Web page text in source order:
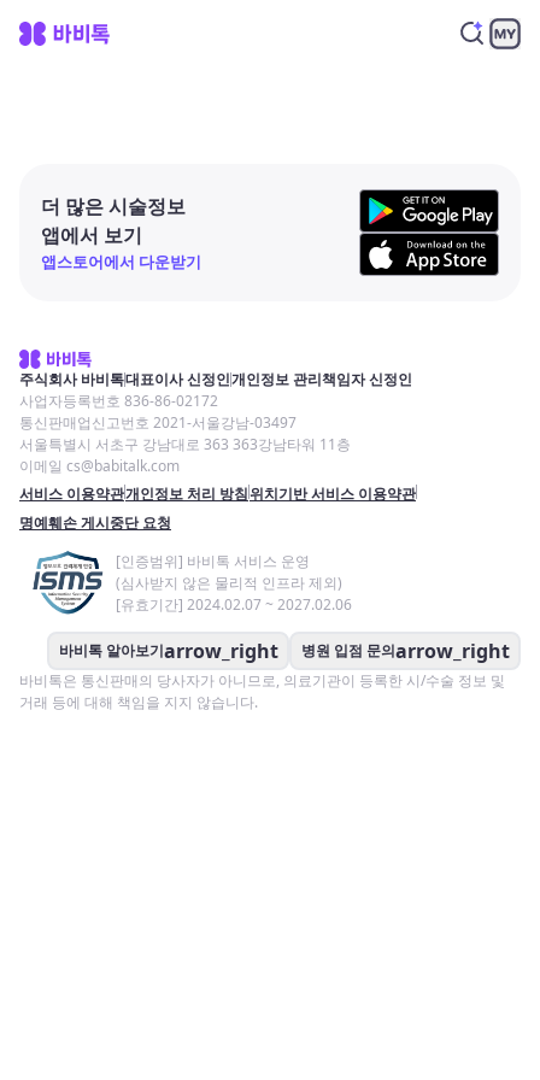
더 많은 시술정보
앱에서 보기
앱스토어에서 다운받기
주식회사 바비톡대표이사 신정인개인정보 관리책임자 신정인
사업자등록번호 836-86-02172
통신판매업신고번호 2021-서울강남-03497
서울특별시 서초구 강남대로 363 363강남타워 11층
이메일 cs@babitalk.com
서비스 이용약관개인정보 처리 방침위치기반 서비스 이용약관
명예훼손 게시중단 요청
[인증범위] 바비톡 서비스 운영
(심사받지 않은 물리적 인프라 제외)
[유효기간] 2024.02.07 ~ 2027.02.06
바비톡 알아보기arrow_right 병원 입점 문의arrow_right
바비톡은 통신판매의 당사자가 아니므로, 의료기관이 등록한 시/수술 정보 및
거래 등에 대해 책임을 지지 않습니다.